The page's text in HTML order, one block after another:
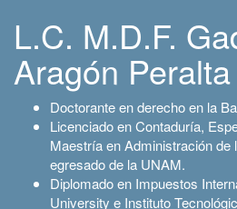
L.C. M.D.F.
Aragón Peralta
Doctorante en derecho en la
Licenciado en Contaduría,
Maestría en Administración de
egresado de la UNAM.
Diplomado en Impuestos
University e Instituto